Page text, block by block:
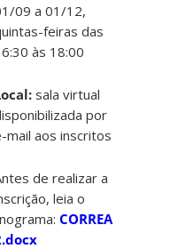
09 a 01/12,
feiras das
às 18:00
sala virtual
por
mail aos inscritos
de realizar a
leia o
CORREA